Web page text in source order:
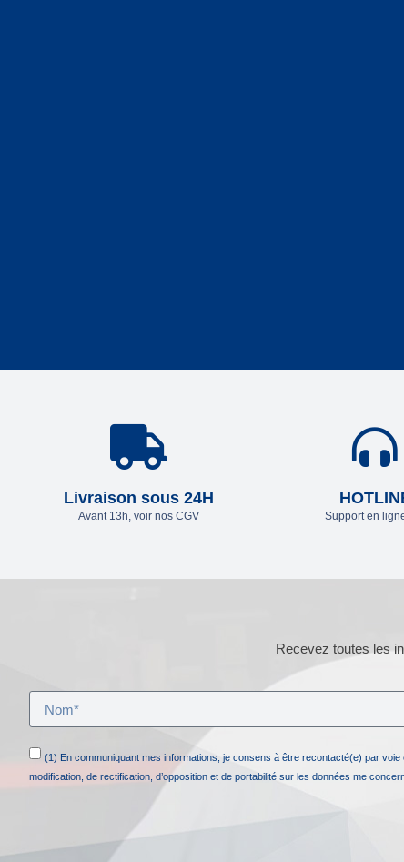
Livraison sous 24H
Avant 13h, voir nos CGV Support en
Recevez toutes les
(1) En communiquant mes informations, je consens à être recontacté(e) par
modification, de rectification, d’opposition et de portabilité sur les données me